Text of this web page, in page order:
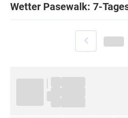
Wetter Pasewalk: 7-